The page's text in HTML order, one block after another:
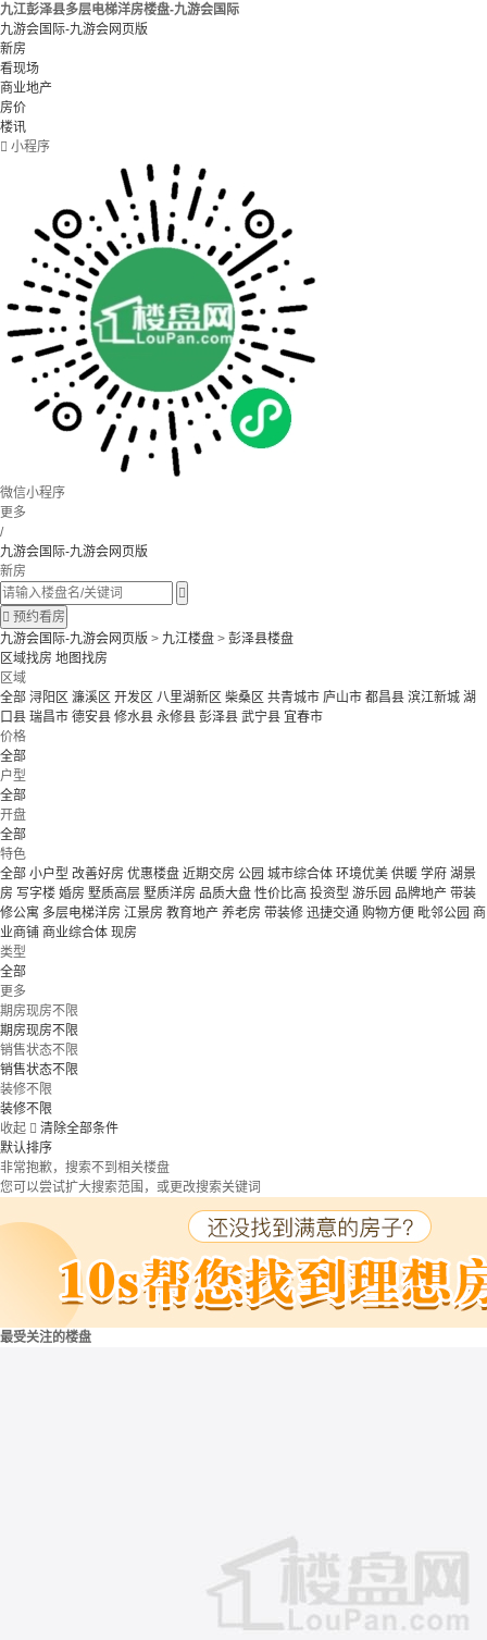
九江彭泽县多层电梯洋房楼盘-九游会国际
九游会国际-九游会网页版
新房
看现场
商业地产
房价
楼讯
 小程序
微信小程序
更多
/
九游会国际-九游会网页版
新房

 预约看房
九游会国际-九游会网页版 > 九江楼盘 > 彭泽县楼盘
区域找房 地图找房
区域
全部 浔阳区 濂溪区 开发区 八里湖新区 柴桑区 共青城市 庐山市 都昌县 滨江新城 湖
口县 瑞昌市 德安县 修水县 永修县 彭泽县 武宁县 宜春市
价格
全部
户型
全部
开盘
全部
特色
全部 小户型 改善好房 优惠楼盘 近期交房 公园 城市综合体 环境优美 供暖 学府 湖景
房 写字楼 婚房 墅质高层 墅质洋房 品质大盘 性价比高 投资型 游乐园 品牌地产 带装
修公寓 多层电梯洋房 江景房 教育地产 养老房 带装修 迅捷交通 购物方便 毗邻公园 商
业商铺 商业综合体 现房
类型
全部
更多
期房现房不限
期房现房不限
销售状态不限
销售状态不限
装修不限
装修不限
收起  清除全部条件
默认排序
非常抱歉，搜索不到相关楼盘
您可以尝试扩大搜索范围，或更改搜索关键词
最受关注的楼盘